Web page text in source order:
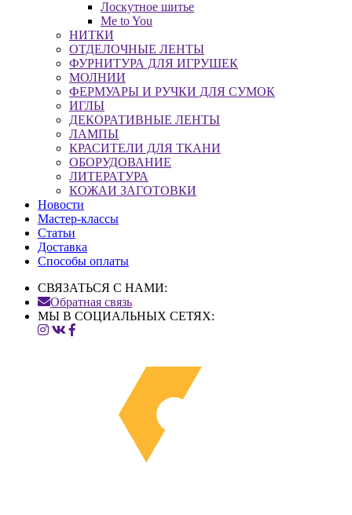
Лоскутное шитье
Me to You
НИТКИ
ОТДЕЛОЧНЫЕ ЛЕНТЫ
ФУРНИТУРА ДЛЯ ИГРУШЕК
МОЛНИИ
ФЕРМУАРЫ И РУЧКИ ДЛЯ СУМОК
ИГЛЫ
ДЕКОРАТИВНЫЕ ЛЕНТЫ
ЛАМПЫ
КРАСИТЕЛИ ДЛЯ ТКАНИ
ОБОРУДОВАНИЕ
ЛИТЕРАТУРА
КОЖАИ ЗАГОТОВКИ
Новости
Мастер-классы
Статьи
Доставка
Способы оплаты
СВЯЗАТЬСЯ С НАМИ:
Обратная связь
МЫ В СОЦИАЛЬНЫХ СЕТЯХ: